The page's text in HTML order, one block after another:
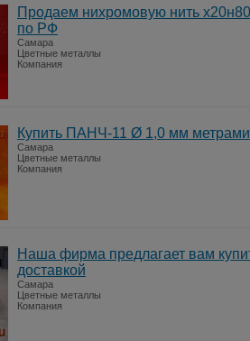
Продаем нихромовую нить
по РФ
Самара
Цветные металлы
Компания
Купить ПАНЧ-11 Ø 1,0 мм метрами
Самара
Цветные металлы
Компания
Наша фирма предлагает вам
доставкой
Самара
Цветные металлы
Компания